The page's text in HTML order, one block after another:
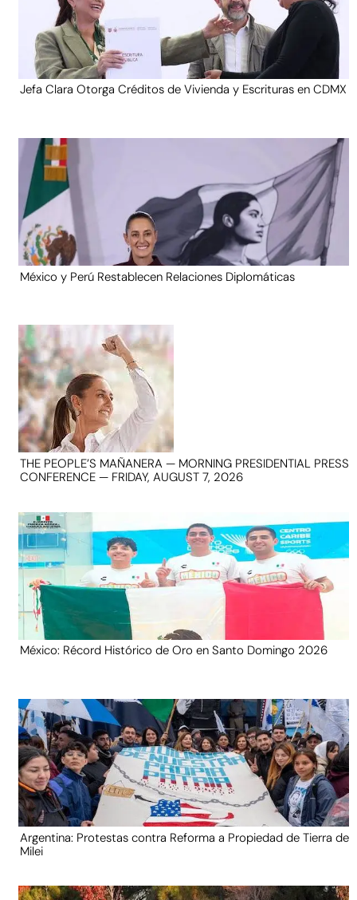
Jefa Clara Otorga Créditos de Vivienda y Escrituras en CDMX
México y Perú Restablecen Relaciones Diplomáticas
THE PEOPLE’S MAÑANERA — MORNING PRESIDENTIAL PRESS
CONFERENCE — FRIDAY, AUGUST 7, 2026
México: Récord Histórico de Oro en Santo Domingo 2026
Argentina: Protestas contra Reforma a Propiedad de Tierra de
Milei